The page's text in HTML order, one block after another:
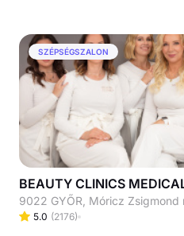
SZÉPSÉGSZALON
BEAUTY CLINICS
9022 GYŐR, Móricz
5.0 (2176)